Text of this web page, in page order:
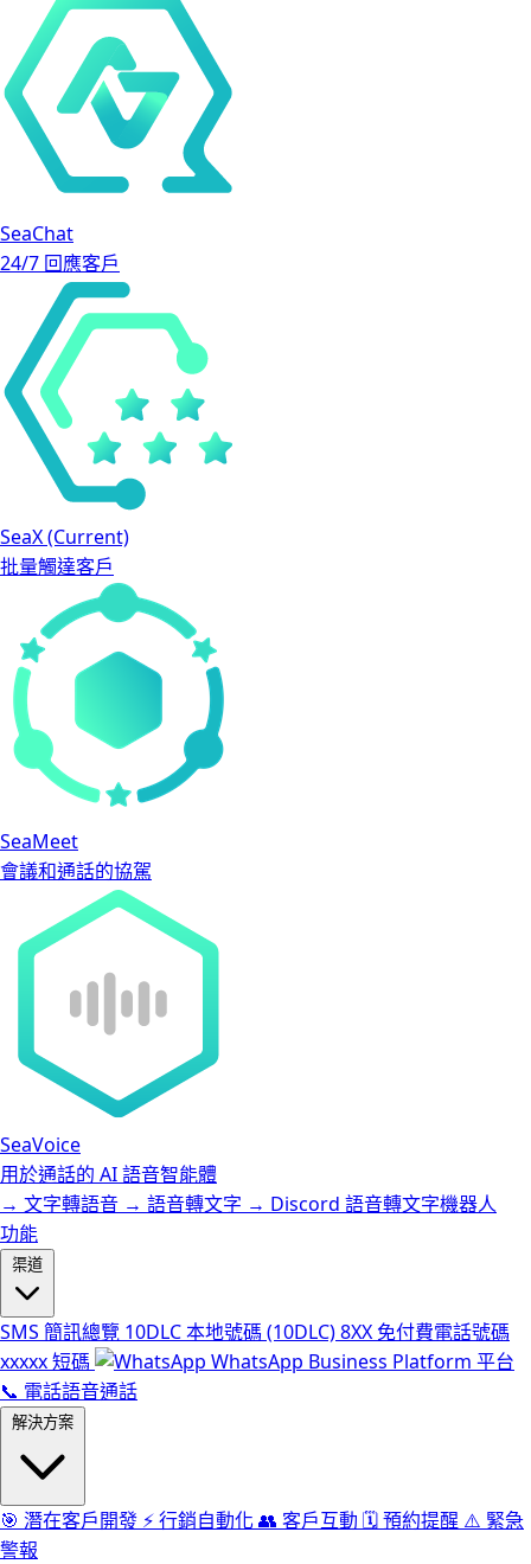
SeaChat
24/7 回應客戶
SeaX(Current)
批量觸達客戶
SeaMeet
會議和通話的協駕
SeaVoice
用於通話的 AI 語音智能體
→ 文字轉語音 → 語音轉文字 → Discord 語音轉文字機器人
功能
渠道
SMS 簡訊總覽 10DLC本地號碼 (10DLC)8XX 免付費電話號碼
xxxxx短碼
WhatsApp Business Platform 平台
📞 電話語音通話
解決方案
🎯 潛在客戶開發 ⚡️行銷自動化👥 客戶互動 🗓️預約提醒 ⚠️ 緊急
警報